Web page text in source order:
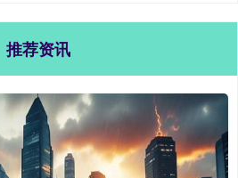
推荐资讯